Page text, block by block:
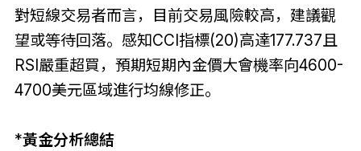
對短線交易者而言，目前交易風險較高，建議觀
望或等待回落。感知CCI指標(20)高達177.737且
RSI嚴重超買，預期短期內金價大會機率向4600-
4700美元區域進行均線修正。
*黃金分析總結